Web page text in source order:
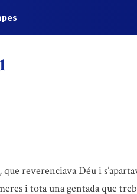
reverenciava Déu i
i tota una gentada que